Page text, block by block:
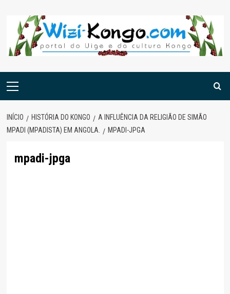
content
Menu
INÍCIO HISTÓRIA DO KONGO
A INFLUÊNCIA DA RELIGIÃO DE SIMÃO
MPADI (MPADISTA) EM ANGOLA.
MPADI-JPGA
mpadi-jpga